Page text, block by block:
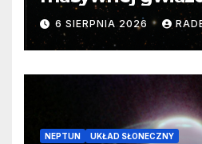
samego
cenne dane
6 SIERPNIA 2026
NEPTUN UKŁAD SŁONECZNY